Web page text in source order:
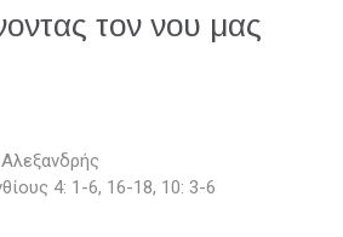
τον νου μας
4: 1-6, 16-18, 10: 3-6